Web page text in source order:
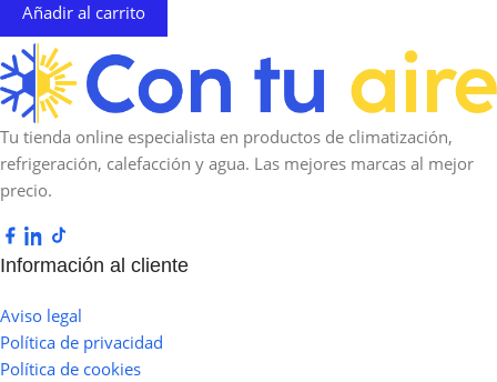
Añadir al carrito
Tu tienda online especialista en productos de climatización,
refrigeración, calefacción y agua. Las mejores marcas al mejor
precio.
Información al cliente
Aviso legal
Política de privacidad
Política de cookies